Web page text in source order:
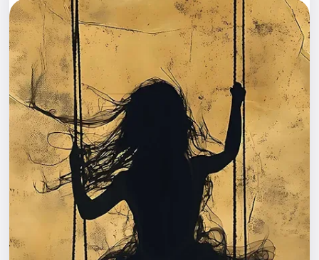
Выставки
Квесты
Экскурсии
Спорт
События
Площадки